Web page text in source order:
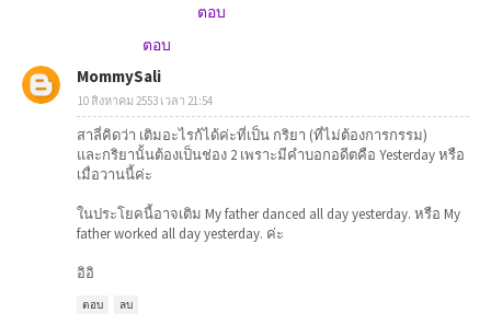
ตอบ
ตอบ
MommySali
10 สิงหาคม 2553 เวลา 21:54
สาลี่คิดว่า เติมอะไรก้ได้ค่ะที่เป็น กริยา (ที่ไม่ต้องการกรรม)
และกริยานั้นต้องเป็นช่อง 2 เพราะมีคำบอกอดีตคือ Yesterday หรือ
เมื่อวานนี้ค่ะ
ในประโยคนี้อาจเติม My father danced all day yesterday. หรือ My
father worked all day yesterday. ค่ะ
อิอิ
ตอบ ลบ